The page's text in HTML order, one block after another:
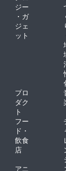
ジー
・ガ
ジェ
ット
プロ
ダク
ト
フー
ド・
飲食
店
アニ